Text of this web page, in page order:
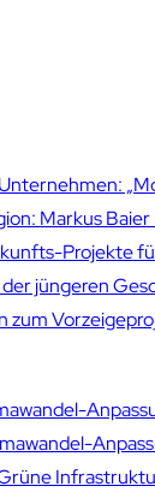
Markus
Projekte
jüngeren
zum